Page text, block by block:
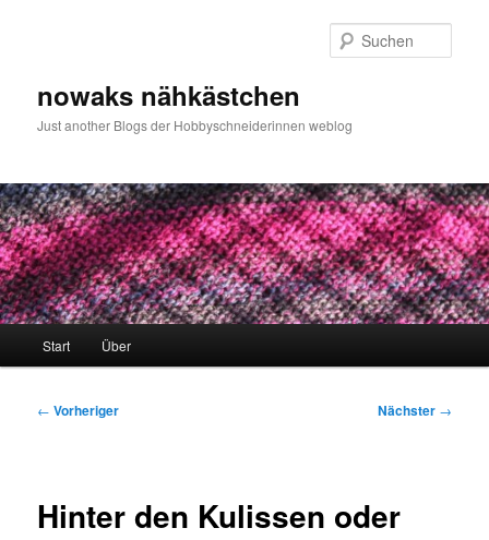
nowaks nähkästchen
Just another Blogs der Hobbyschneiderinnen weblog
Start Über
Beitragsnavigation
← Vorheriger Nächster →
Hinter den Kulissen oder